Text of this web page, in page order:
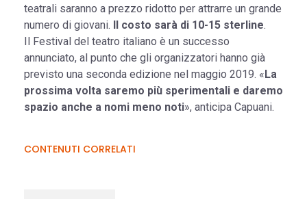
teatrali saranno a prezzo ridotto per attrarre un grande
numero di giovani. Il costo sarà di 10-15 sterline.
Il Festival del teatro italiano è un successo
annunciato, al punto che gli organizzatori hanno già
previsto una seconda edizione nel maggio 2019. «La
prossima volta saremo più sperimentali e daremo
spazio anche a nomi meno noti», anticipa Capuani.
CONTENUTI CORRELATI